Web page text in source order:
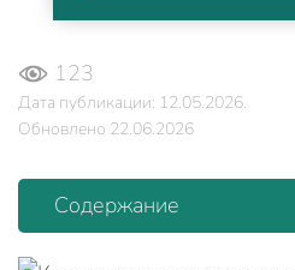
123
Дата публикации: 12.05.2026.
Обновлено 22.06.2026
Содержание